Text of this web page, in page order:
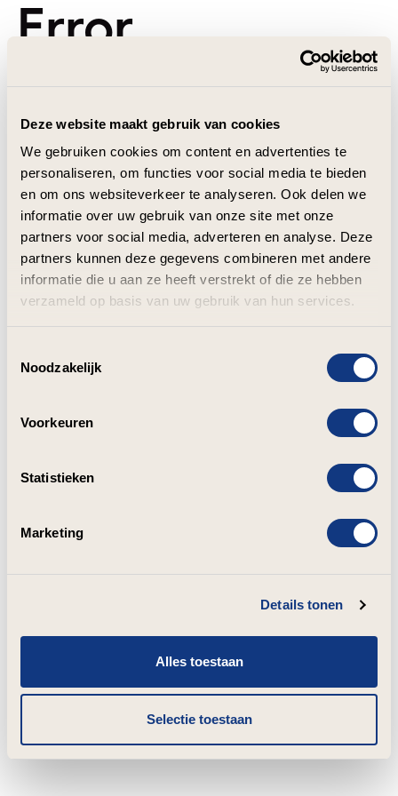
Deze website maakt gebruik van cookies
We gebruiken cookies om content en advertenties te
personaliseren, om functies voor social media te bieden
en om ons websiteverkeer te analyseren. Ook delen we
informatie over uw gebruik van onze site met onze
partners voor social media, adverteren en analyse. Deze
partners kunnen deze gegevens combineren met andere
informatie die u aan ze heeft verstrekt of die ze hebben
verzameld op basis van uw gebruik van hun services.
Noodzakelijk
Voorkeuren
Statistieken
Marketing
Details tonen
Alles toestaan
Selectie toestaan
Error